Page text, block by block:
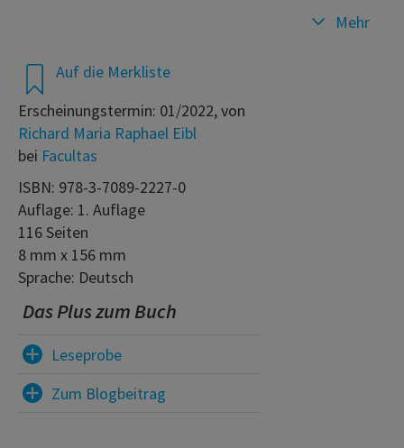
Auf die Merkliste
Erscheinungstermin: 01/2022, von
Richard Maria Raphael Eibl
bei Facultas
ISBN: 978-3-7089-2227-0
Auflage: 1. Auflage
116 Seiten
8 mm x 156 mm
Sprache: Deutsch
Das Plus zum Buch
Leseprobe
Zum Blogbeitrag
Mehr